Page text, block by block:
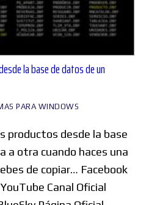
la base de datos de un
PARA WINDOWS
productos desde la base
a otra cuando haces una
de copiar… Facebook
Canal Oficial